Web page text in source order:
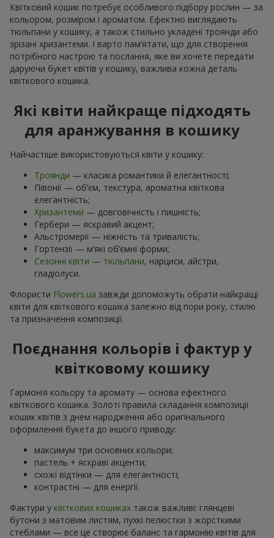
Квітковий кошик потребує особливого підбору рослин — за
кольором, розміром і ароматом. Ефектно виглядають
тюльпани у кошику, а також стильно укладені троянди або
зрізані хризантеми. І варто пам’ятати, що для створення
потрібного настрою та послання, яке ви хочете передати
даруючи букет квітів у кошику, важлива кожна деталь
квіткового кошика.
Які квіти найкраще підходять
для аранжування в кошику
Найчастіше використовуються квіти у кошику:
Троянди — класика романтики й елегантності;
Півонії — об’єм, текстура, ароматна квіткова
елегантність;
Хризантеми — довговічність і пишність;
Гербери — яскравий акцент;
Альстромерії — ніжність та тривалість;
Гортензії — м’які об’ємні форми;
Сезонні квіти — тюльпани, нарциси, айстри,
гладіолуси.
Флористи Flowers.ua завжди допоможуть обрати найкращі
квіти для квіткового кошика залежно від пори року, стилю
та призначення композиції.
Поєднання кольорів і фактур у
квітковому кошику
Гармонія кольору та аромату — основа ефектного
квіткового кошика. Золоті правила складання композиції
кошик квітів з днем ​​народження або оригінального
оформлення букета до іншого приводу:
максимум три основних кольори;
пастель + яскраві акценти;
схожі відтінки — для елегантності;
контрастні — для енергії.
Фактури у квіткових кошиках також важливі: глянцеві
бутони з матовим листям, пухкі пелюстки з жорсткими
стеблами — все це створює баланс та гармонію квітів для